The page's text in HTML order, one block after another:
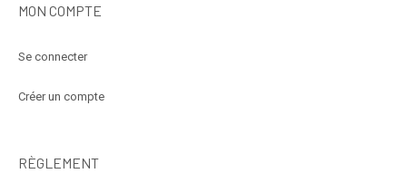
MON COMPTE
Se connecter
Créer un compte
RÈGLEMENT